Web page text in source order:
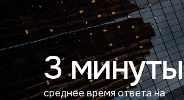
3 минуты
среднее время ответа на